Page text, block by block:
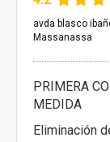
avda blasco
Massanassa
PRIMERA
MEDIDA
Eliminación